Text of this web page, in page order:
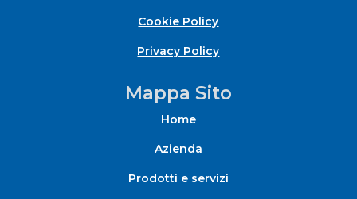
Cookie Policy
Privacy Policy
Mappa Sito
Home
Azienda
Prodotti e servizi